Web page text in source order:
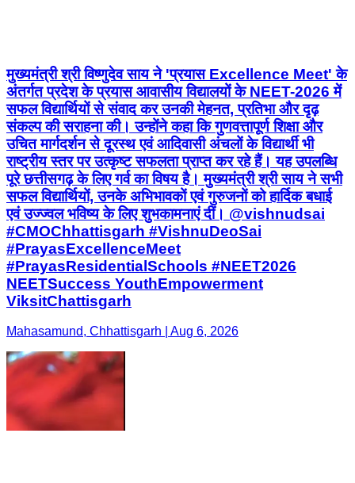
मुख्यमंत्री श्री विष्णुदेव साय ने 'प्रयास Excellence Meet' के
अंतर्गत प्रदेश के प्रयास आवासीय विद्यालयों के NEET-2026 में
सफल विद्यार्थियों से संवाद कर उनकी मेहनत, प्रतिभा और दृढ़
संकल्प की सराहना की। उन्होंने कहा कि गुणवत्तापूर्ण शिक्षा और
उचित मार्गदर्शन से दूरस्थ एवं आदिवासी अंचलों के विद्यार्थी भी
राष्ट्रीय स्तर पर उत्कृष्ट सफलता प्राप्त कर रहे हैं। यह उपलब्धि
पूरे छत्तीसगढ़ के लिए गर्व का विषय है। मुख्यमंत्री श्री साय ने सभी
सफल विद्यार्थियों, उनके अभिभावकों एवं गुरुजनों को हार्दिक बधाई
एवं उज्ज्वल भविष्य के लिए शुभकामनाएं दीं। @vishnudsai
#CMOChhattisgarh #VishnuDeoSai
#PrayasExcellenceMeet
#PrayasResidentialSchools #NEET2026
NEETSuccess YouthEmpowerment
ViksitChattisgarh
Mahasamund, Chhattisgarh | Aug 6, 2026